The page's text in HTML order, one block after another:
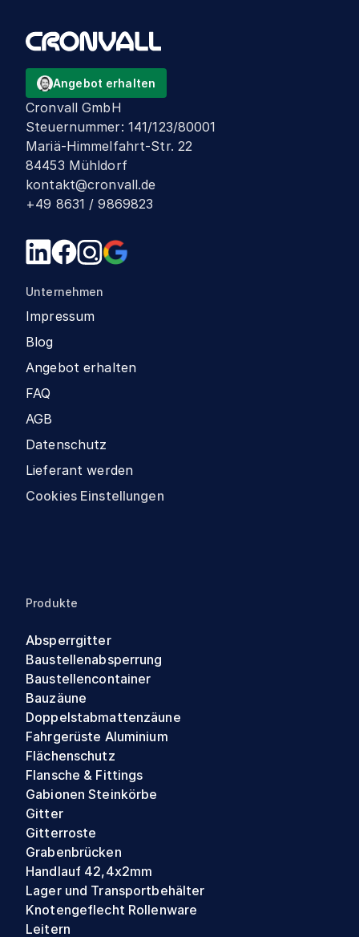
Angebot erhalten
Cronvall GmbH
Steuernummer: 141/123/80001
Mariä-Himmelfahrt-Str. 22
84453 Mühldorf
kontakt@cronvall.de
+49 8631 / 9869823
Unternehmen
Impressum
Blog
Angebot erhalten
FAQ
AGB
Datenschutz
Lieferant werden
Cookies Einstellungen
Produkte
Absperrgitter
Baustellenabsperrung
Baustellencontainer
Bauzäune
Doppelstabmattenzäune
Fahrgerüste Aluminium
Flächenschutz
Flansche & Fittings
Gabionen Steinkörbe
Gitter
Gitterroste
Grabenbrücken
Handlauf 42,4x2mm
Lager und Transportbehälter
Knotengeflecht Rollenware
Leitern